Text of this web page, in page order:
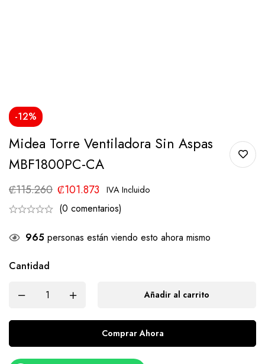
-12%
Midea Torre Ventiladora Sin Aspas
MBF1800PC-CA
₡115.260 ₡101.873 IVA Incluido
(0 comentarios)
965 personas están viendo esto ahora mismo
Cantidad
Añadir al carrito
Comprar Ahora